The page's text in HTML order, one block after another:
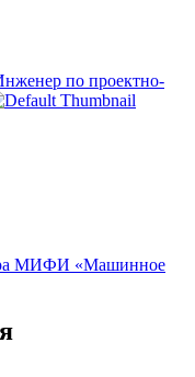
по проектно-
МИФИ «Машинное